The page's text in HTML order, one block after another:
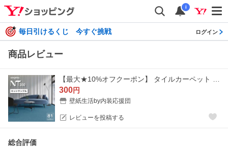
i
毎日引けるくじ 今すぐ挑戦 ログイン
商品レビュー
300円
壁紙生活by内装応援団
レビューを投稿する
総合評価